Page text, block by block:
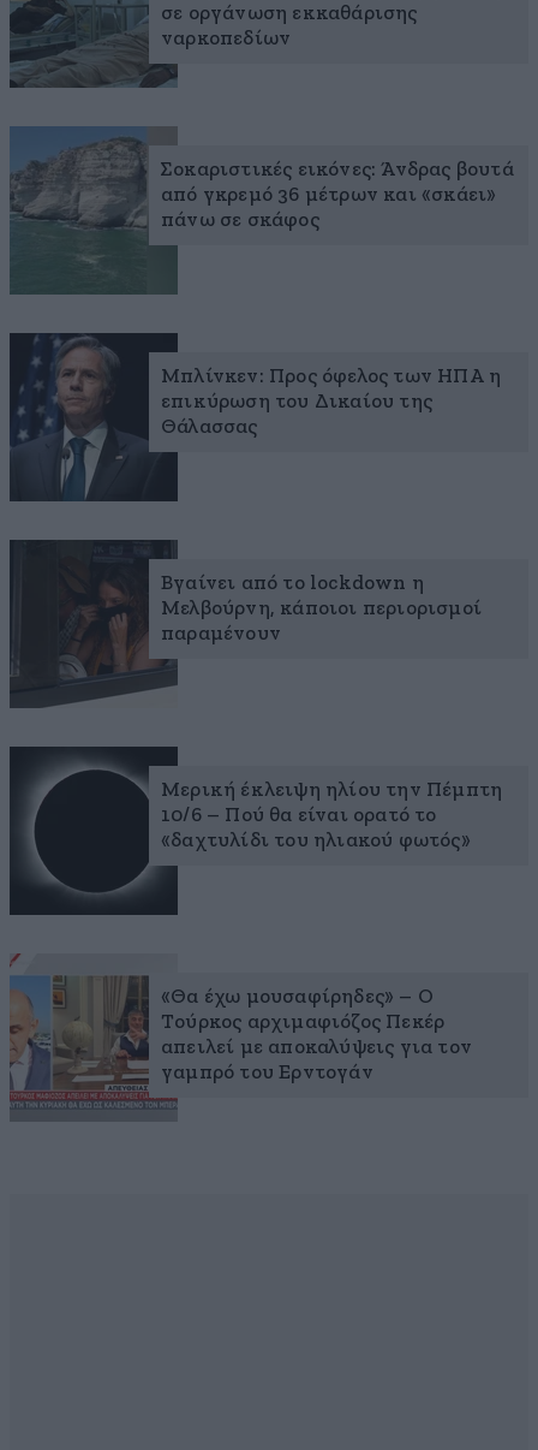
σε οργάνωση εκκαθάρισης
ναρκοπεδίων
Σοκαριστικές εικόνες: Άνδρας βουτά
από γκρεμό 36 μέτρων και «σκάει»
πάνω σε σκάφος
Μπλίνκεν: Προς όφελος των ΗΠΑ η
επικύρωση του Δικαίου της
Θάλασσας
Βγαίνει από το lockdown η
Μελβούρνη, κάποιοι περιορισμοί
παραμένουν
Μερική έκλειψη ηλίου την Πέμπτη
10/6 – Πού θα είναι ορατό το
«δαχτυλίδι του ηλιακού φωτός»
«Θα έχω μουσαφίρηδες» – Ο
Τούρκος αρχιμαφιόζος Πεκέρ
απειλεί με αποκαλύψεις για τον
γαμπρό του Ερντογάν